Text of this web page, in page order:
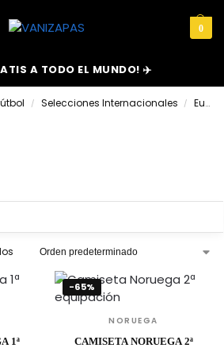
0
A TODO EL MUNDO! ✈️
/ Selecciones Internacionales / Europa
1ª
-65%
NORUEGA
CAMISETA NORUEGA 2ª